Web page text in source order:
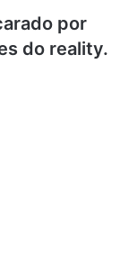
por
do reality.